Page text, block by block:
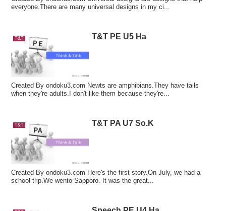
everyone.There are many universal designs in my ci...
T&T T&T PE U5 Ha
Created By ondoku3.com Newts are amphibians.They have tails
when they're adults.I don't like them because they're...
T&T T&T PA U7 So.K
Created By ondoku3.com Here's the first story.On July, we had a
school trip.We wento Sapporo. It was the great...